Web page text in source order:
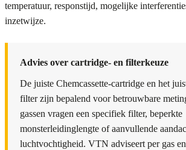
temperatuur, responstijd, mogelijke
inzetwijze.
Advies over cartridge- en filterkeuze
De juiste Chemcassette-cartridge en het
filter zijn bepalend voor betrouwbare
gassen vragen een specifiek filter, beperkte
monsterleidinglengte of aanvullende
luchtvochtigheid. VTN adviseert per gas